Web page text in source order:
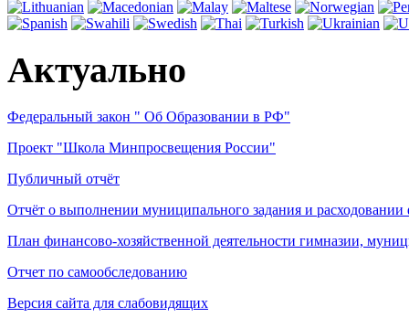
Актуально
Федеральный закон " Об Образовании в РФ"
Проект "Школа Минпросвещения России"
Публичный отчёт
Отчёт о выполнении муниципального задания и
План финансово-хозяйственной деятельности гимназии,
Отчет по самообследованию
Версия сайта для слабовидящих